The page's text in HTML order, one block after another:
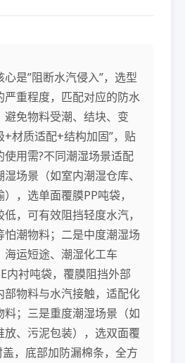
是”阻断水汽侵入”，选型
严重程度，匹配对应的防水
避免物料受潮、结块、变
+材质适配+结构加固”，贴
使用需?不同潮湿场景适配
场景（如室内潮湿仓库、
，选单面覆膜PP吨袋，
，可有效阻挡轻度水汽，
怕潮物料；二是中度潮湿场
海运短途、潮湿化工车
内衬吨袋，覆膜阻挡外部
部物料与水汽接触，适配化
料；三是重度潮湿场景（如
放、污泥包装），选双面覆
，底部加防漏棉条，全方